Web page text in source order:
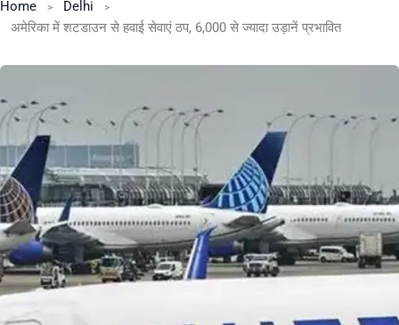
Home
Delhi
अमेरिका में शटडाउन से हवाई सेवाएं ठप, 6,000 से ज्यादा उड़ानें प्रभावित